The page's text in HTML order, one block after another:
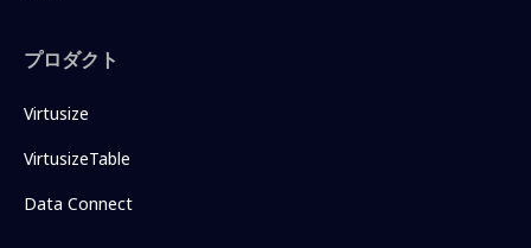
プロダクト
Virtusize
VirtusizeTable
Data Connect